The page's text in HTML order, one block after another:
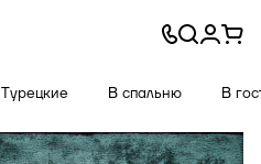
Турецкие В спальню В